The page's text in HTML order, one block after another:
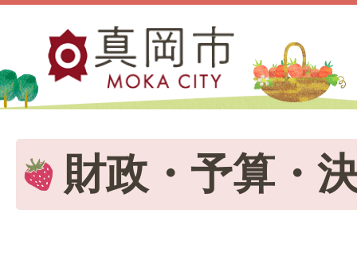
財政・予算・